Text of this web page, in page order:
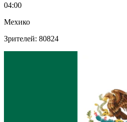
04:00
Мехико
Зрителей: 80824